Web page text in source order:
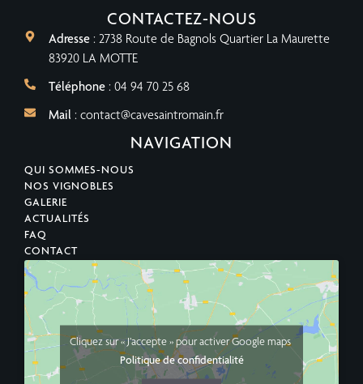
CONTACTEZ-NOUS
Adresse : 2738 Route de Bagnols Quartier La Maurette
83920 LA MOTTE
Téléphone : 04 94 70 25 68
Mail : contact@cavesaintromain.fr
NAVIGATION
QUI SOMMES-NOUS
NOS VIGNOBLES
GALERIE
ACTUALITÉS
FAQ
CONTACT
Cliquez sur « J’accepte » pour activer Google maps
Politique de confidentialité